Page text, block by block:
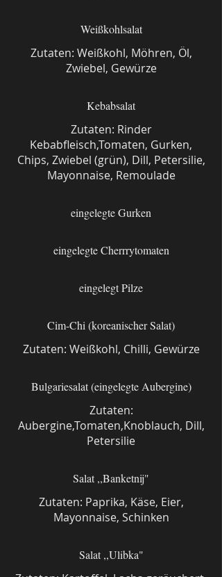
Weißkohlsalat
Zutaten: Weißkohl, Möhren, Öl,
Zwiebel, Gewürze
Kebabsalat
Zutaten: Rinder
Kebabfleisch,Tomaten, Gurken,
Chips, Zwiebel (grün), Dill, Petersilie,
Ma­yon­nai­se, Remoulade
eingelegte Gurken
eingelegte Cherrrytomaten
eingelegt Pilze
Cim-Chi (koreanischer Salat)
Zutaten: Weißkohl, Chilli, Gewürze
Bulgariesalat (eingelegte Aubergine)
Zutaten:
Aubergine,Tomaten,Knoblauch, Dill,
Petersilie
Salat ,,Banketnij"
Zutaten: Paprika, Käse, Eier,
Mayonnaise, Schinken
Salat ,,Ulibka"